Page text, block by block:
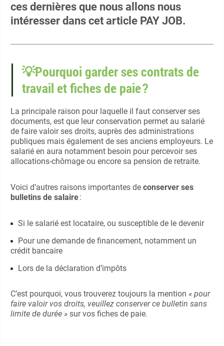
ces dernières que nous allons nous
intéresser dans cet article PAY JOB.
💡Pourquoi garder ses contrats de
travail et fiches de paie ?
La principale raison pour laquelle il faut conserver ses
documents, est que leur conservation permet au salarié
de faire valoir ses droits, auprès des administrations
publiques mais également de ses anciens employeurs. Le
salarié en aura notamment besoin pour percevoir ses
allocations-chômage ou encore sa pension de retraite.
Voici d’autres raisons importantes de conserver ses
bulletins de salaire:
Si le salarié est locataire, ou susceptible de le devenir
Pour une demande de financement, notamment un
crédit bancaire
Lors de la déclaration d’impôts
C’est pourquoi, vous trouverez toujours la mention « pour
faire valoir vos droits, veuillez conserver ce bulletin sans
limite de durée » sur vos fiches de paie.